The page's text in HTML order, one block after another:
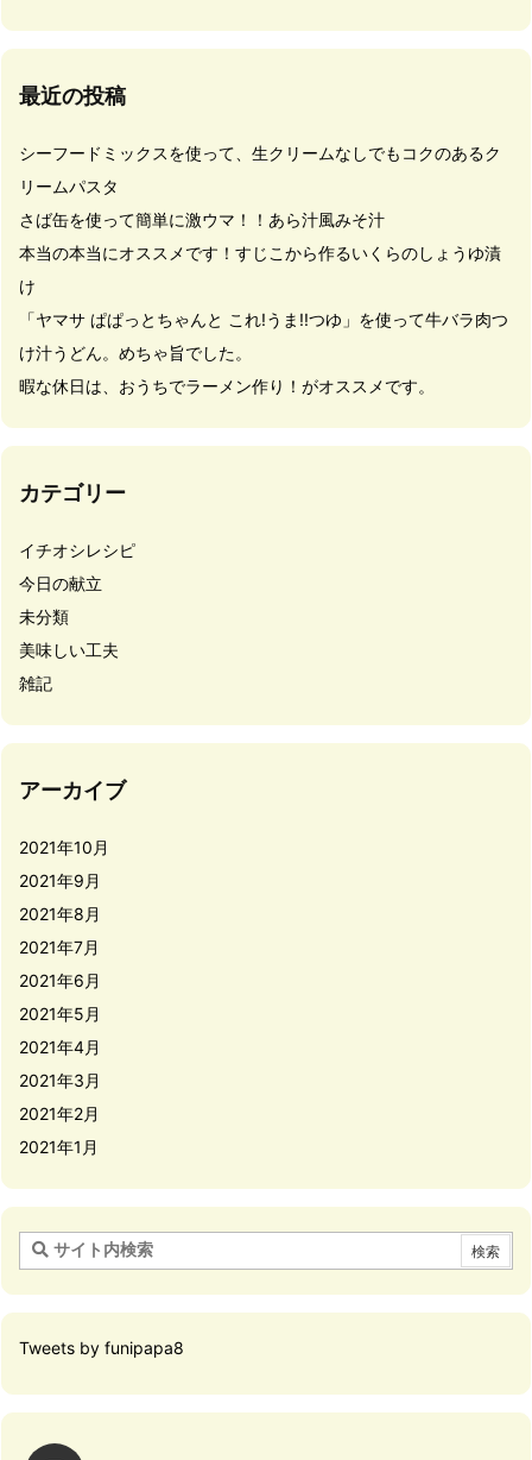
最近の投稿
シーフードミックスを使って、生クリームなしでもコクのあるク
リームパスタ
さば缶を使って簡単に激ウマ！！あら汁風みそ汁
本当の本当にオススメです！すじこから作るいくらのしょうゆ漬
け
「ヤマサ ぱぱっとちゃんと これ!うま!!つゆ」を使って牛バラ肉つ
け汁うどん。めちゃ旨でした。
暇な休日は、おうちでラーメン作り！がオススメです。
カテゴリー
イチオシレシピ
今日の献立
未分類
美味しい工夫
雑記
アーカイブ
2021年10月
2021年9月
2021年8月
2021年7月
2021年6月
2021年5月
2021年4月
2021年3月
2021年2月
2021年1月
Tweets by funipapa8